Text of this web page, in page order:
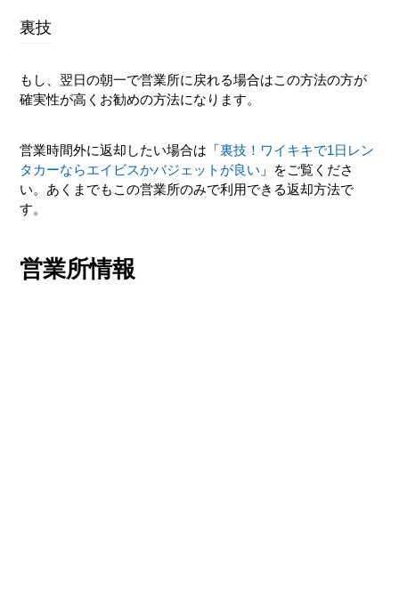
裏技
もし、翌日の朝一で営業所に戻れる場合はこの方法の方が
確実性が高くお勧めの方法になります。
営業時間外に返却したい場合は「裏技！ワイキキで1日レン
タカーならエイビスかバジェットが良い 」をご覧くださ
い。あくまでもこの営業所のみで利用できる返却方法で
す。
営業所情報